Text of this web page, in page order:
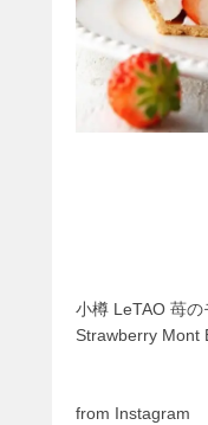
小樽 LeTAO 苺
Strawberry Mont
from Instagram